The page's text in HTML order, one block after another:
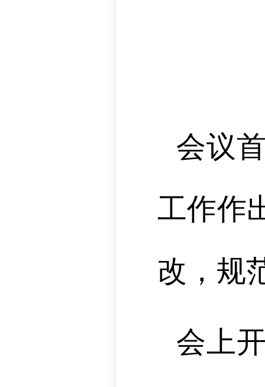
会议
工作作
改，规
会上